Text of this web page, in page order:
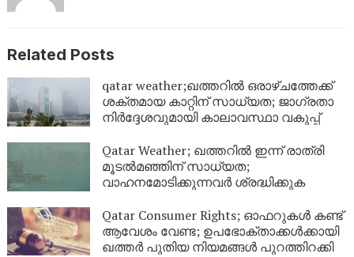
Related Posts
qatar weather;ഖത്തറിൽ ഒരാഴ്ചത്തേക്ക്
ശക്തമായ കാറ്റിന് സാധ്യത; ജാഗ്രതാ
നിർദ്ദേശവുമായി കാലാവസ്ഥാ വകുപ്പ്
Qatar Weather; ഖത്തറിൽ ഇന്ന് രാത്രി
മൂടൽമഞ്ഞിന് സാധ്യത;
വാഹനമോടിക്കുന്നവർ ശ്രദ്ധിക്കുക
Qatar Consumer Rights; ഓഫറുകൾ കണ്ട്
ആവേശം വേണ്ട; ഉപഭോക്താക്കൾക്കായി
ഖത്തർ പുതിയ നിയമങ്ങൾ പുറത്തിറക്കി